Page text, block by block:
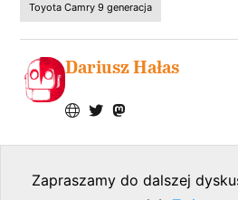
Toyota Camry 9 generacja
Dariusz Hałas
Zapraszamy do dalszej